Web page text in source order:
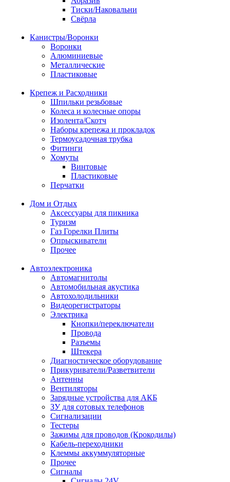
Тиски/Наковальни
Свёрла
Канистры/Воронки
Воронки
Алюминиевые
Металлические
Пластиковые
Крепеж и Расходники
Шпильки резьбовые
Колеса и колесные опоры
Изолента/Скотч
Наборы крепежа и прокладок
Термоусадочная трубка
Фитинги
Хомуты
Винтовые
Пластиковые
Перчатки
Дом и Отдых
Аксессуары для пикника
Туризм
Газ Горелки Плиты
Опрыскиватели
Прочее
Автоэлектроника
Автомагнитолы
Автомобильная акустика
Автохолодильники
Видеорегистраторы
Электрика
Кнопки/переключатели
Провода
Разъемы
Штекера
Диагностическое оборудование
Прикуриватели/Разветвители
Антенны
Вентиляторы
Зарядные устройства для АКБ
ЗУ для сотовых телефонов
Сигнализации
Тестеры
Зажимы для проводов (Крокодилы)
Кабель-переходники
Клеммы аккуммуляторные
Прочее
Сигналы